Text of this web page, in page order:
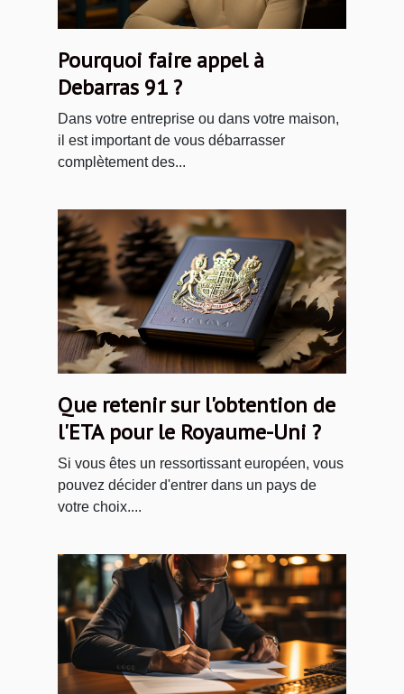
Pourquoi faire appel à
Debarras 91 ?
Dans votre entreprise ou dans votre maison,
il est important de vous débarrasser
complètement des...
Que retenir sur l'obtention de
l'ETA pour le Royaume-Uni ?
Si vous êtes un ressortissant européen, vous
pouvez décider d'entrer dans un pays de
votre choix....